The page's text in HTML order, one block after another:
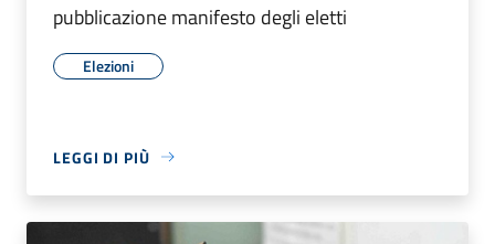
pubblicazione manifesto degli eletti
Elezioni
LEGGI DI PIÙ